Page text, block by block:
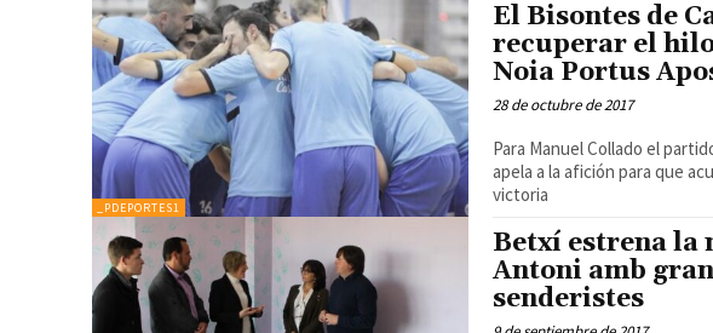
_PDEPORTES1
El Bisontes de
recuperar el
Noia Portus
28 de octubre de 2017
Para Manuel Collado el
apela a la afición para que
victoria
Betxí estrena la
Antoni amb
senderistes